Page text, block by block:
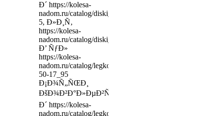
Ð´ https://kolesa-
nadom.ru/catalog/diski_legkovy/model/129080/
5, Ð»Ð¸Ñ‚
https://kolesa-
nadom.ru/catalog/diski_legkovy/model/356749/
Ð’ ÑƒÐ»
https://kolesa-
nadom.ru/catalog/legkovie_shiny/model/310886/
50-17_95
Ð¡Ð¾Ñ„ÑŒÐ¸
ÐšÐ¾Ð²Ð°Ð»ÐµÐ²ÑÐºÐ¾Ð¹,
Ð´ https://kolesa-
nadom.ru/catalog/legkovie_shiny?